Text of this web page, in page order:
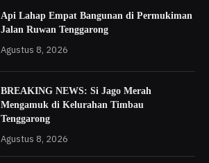
Api Lahap Empat Bangunan di Permukiman
Jalan Ruwan Tenggarong
Agustus 8, 2026
BREAKING NEWS: Si Jago Merah
Mengamuk di Kelurahan Timbau
Tenggarong
Agustus 8, 2026